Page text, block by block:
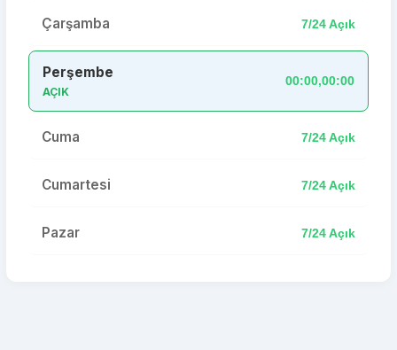
Çarşamba 7/24 Açık
Perşembe
AÇIK
00:00,00:00
Cuma 7/24 Açık
Cumartesi 7/24 Açık
Pazar 7/24 Açık